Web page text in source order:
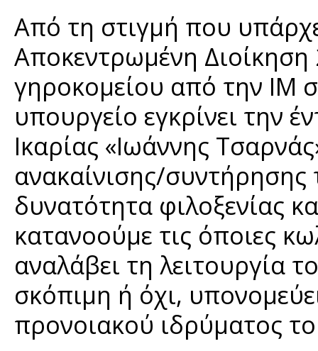
Από τη στιγμή που
Αποκεντρωμένη
γηροκομείου από την ΙΜ
υπουργείο εγκρίνει την
Ικαρίας «Ιωάννης
ανακαίνισης/συντήρησης
δυνατότητα φιλοξενίας
κατανοούμε τις όποιες
αναλάβει τη λειτουργία
σκόπιμη ή όχι,
προνοιακού ιδρύματος